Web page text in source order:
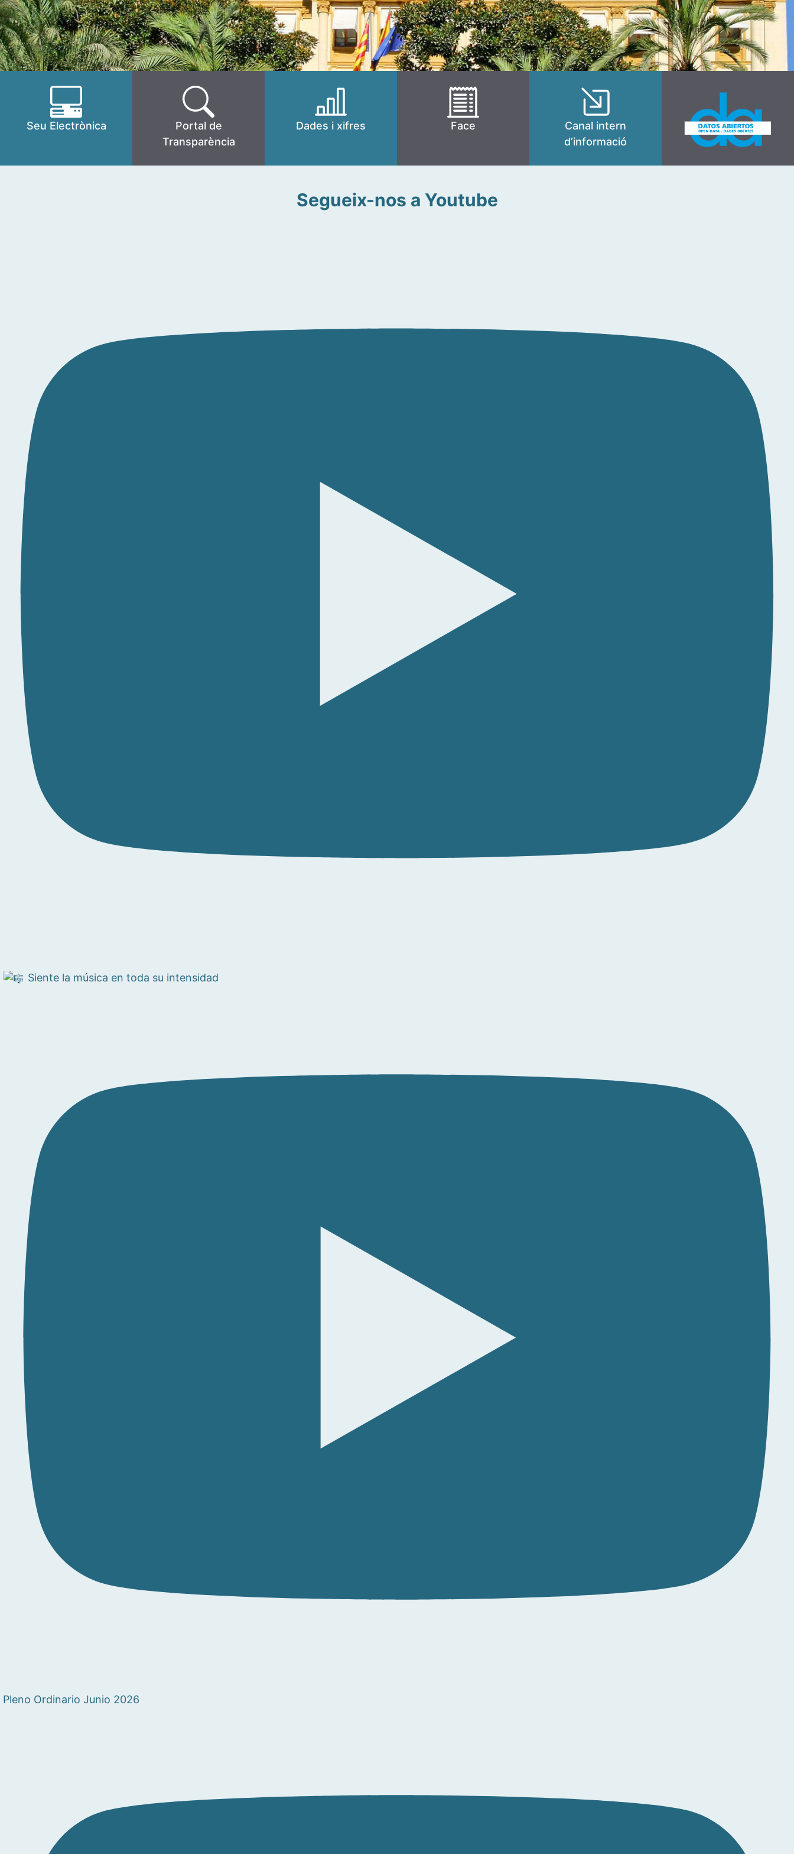
Seu Electrònica
Portal de
Transparència
Dades i xifres Face
Canal intern
d’informació
Segueix-nos a Youtube
Siente la música en toda su intensidad
Pleno Ordinario Junio 2026